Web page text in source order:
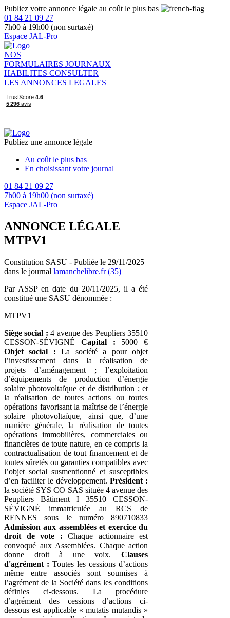
Publiez votre annonce légale au coût le plus bas
01 84 21 09 27
7h00 à 19h00 (non surtaxé)
Espace JAL-Pro
NOS
FORMULAIRES JOURNAUX
HABILITES CONSULTER
LES ANNONCES LEGALES
Publiez une annonce légale
Au coût le plus bas
En choisissant votre journal
01 84 21 09 27
7h00 à 19h00 (non surtaxé)
Espace JAL-Pro
ANNONCE LÉGALE
MTPV1
Constitution SASU - Publiée le 29/11/2025
dans le journal lamanchelibre.fr (35)
Par ASSP en date du 20/11/2025, il a été
constitué une SASU dénommée :
MTPV1
Siège social : 4 avenue des Peupliers 35510
CESSON-SÉVIGNÉ Capital : 5000 €
Objet social : La société a pour objet
l’investissement dans la réalisation de
projets d’aménagement ; l’exploitation
d’équipements de production d’énergie
solaire photovoltaïque et de distribution ; et
la réalisation de toutes actions ou toutes
opérations favorisant la maîtrise de l’énergie
solaire photovoltaïque, ainsi que, d’une
manière générale, la réalisation de toutes
opérations immobilières, commerciales ou
financières de toute nature, en ce compris la
contractualisation de tout financement et de
toutes sûretés ou garanties compatibles avec
l’objet social susmentionné et susceptibles
d’en faciliter le développement. Président :
la société SYS CO SAS située 4 avenue des
Peupliers Bâtiment I 35510 CESSON-
SÉVIGNÉ immatriculée au RCS de
RENNES sous le numéro 890710833
Admission aux assemblées et exercice du
droit de vote : Chaque actionnaire est
convoqué aux Assemblées. Chaque action
donne droit à une voix. Clauses
d'agrément : Toutes les cessions d’actions
même entre associés sont soumises à
l’agrément de la Société dans les conditions
définies ci-dessous. La procédure
d’agrément des cessions d’actions ci-
dessous est applicable « mutatis mutandis »